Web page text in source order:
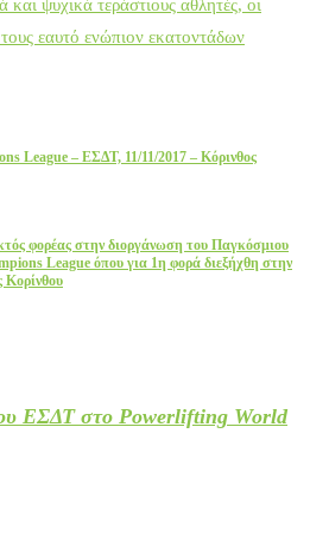
ψυχικά τεράστιους αθλητές, οι
εαυτό ενώπιον εκατοντάδων
League – ΕΣΔΤ, 11/11/2017 – Κόρινθος
φορέας στην διοργάνωση του Παγκόσμιου
League όπου για 1η φορά διεξήχθη στην
Κορίνθου
ΕΣΔΤ στο Powerlifting World